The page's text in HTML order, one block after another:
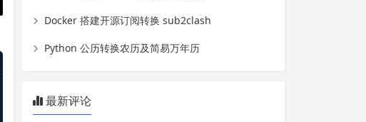
Docker 搭建开源订阅转换 sub2clash
Python 公历转换农历及简易万年历
最新评论